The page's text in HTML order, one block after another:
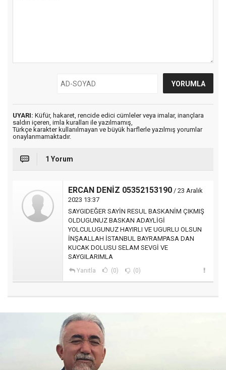
UYARI: Küfür, hakaret, rencide edici cümleler veya imalar, inançlara
saldırı içeren, imla kuralları ile yazılmamış,
Türkçe karakter kullanılmayan ve büyük harflerle yazılmış yorumlar
onaylanmamaktadır.
1 Yorum
ERCAN DENİZ 05352153190 / 23 Aralık
2023 13:37
SAYGIDEĞER SAYİN RESUL BASKANİM ÇIKMIŞ
OLDUGUNUZ BASKAN ADAYLİGİ
YOLCULUGUNUZ HAYIRLI VE UGURLU OLSUN
İNŞAALLAH İSTANBUL BAYRAMPASA DAN
KUCAK DOLUSU SELAM SEVGİ VE
SAYGILARIMLA
Yanıtla (0) (0)